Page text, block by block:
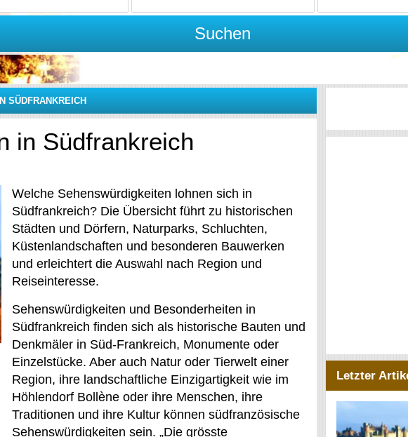
Suchen
SÜDFRANKREICH
in Südfrankreich
Welche Sehenswürdigkeiten lohnen sich in
Südfrankreich? Die Übersicht führt zu historischen
Städten und Dörfern, Naturparks, Schluchten,
Küstenlandschaften und besonderen Bauwerken
und erleichtert die Auswahl nach Region und
Reiseinteresse.
Sehenswürdigkeiten und Besonderheiten in
Südfrankreich finden sich als historische Bauten und
Denkmäler in Süd-Frankreich, Monumente oder
Einzelstücke. Aber auch Natur oder Tierwelt einer
Region, ihre landschaftliche Einzigartigkeit wie im
Höhlendorf Bollène oder ihre Menschen, ihre
Traditionen und ihre Kultur können südfranzösische
Sehenswürdigkeiten sein. „Die grösste
Letzter